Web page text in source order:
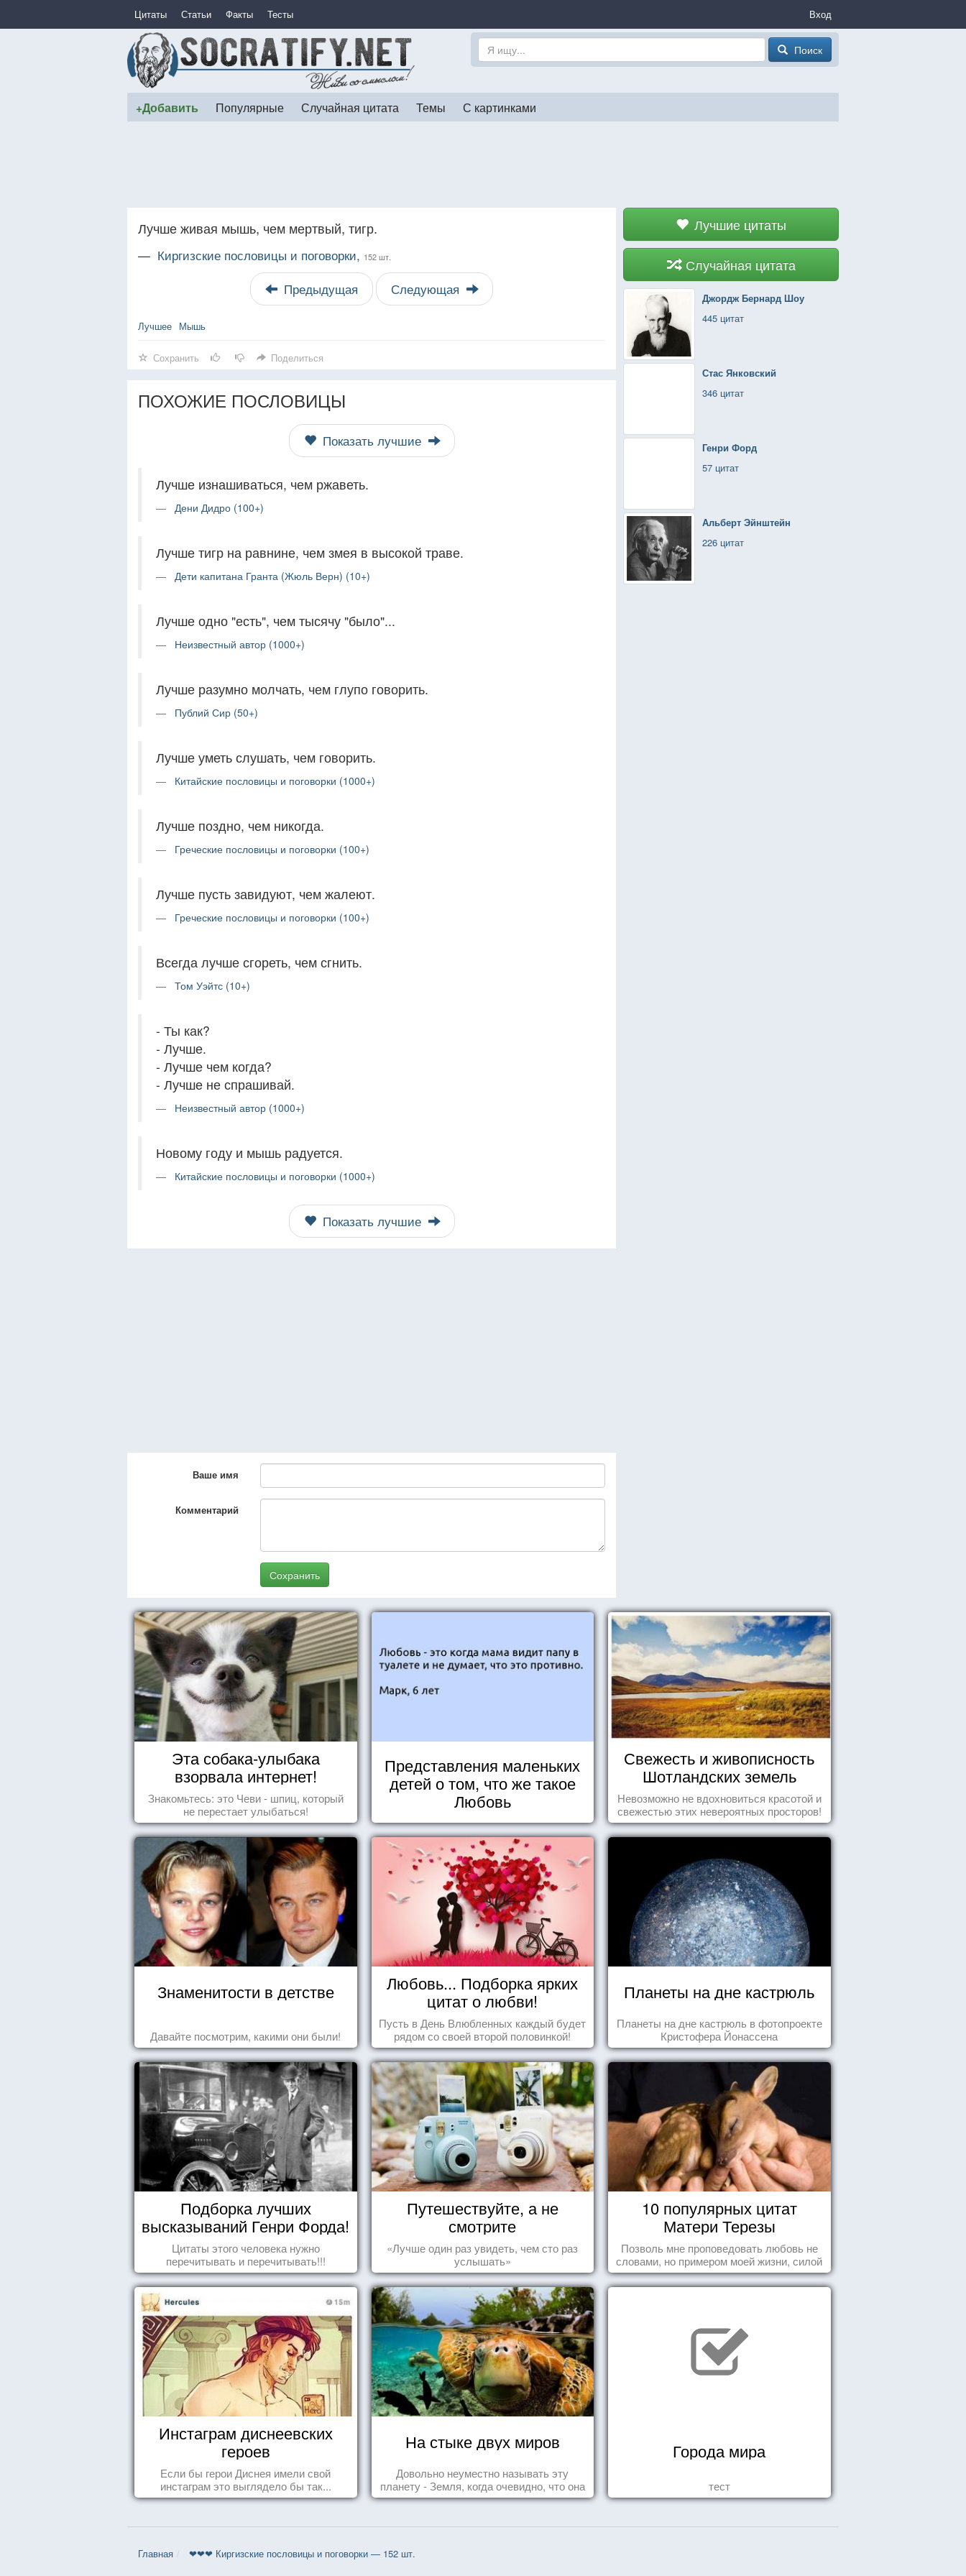
Цитаты Статьи Факты Тесты Вход
Поиск
+Добавить Популярные Случайная цитата Темы С картинками
Лучшие цитаты
Случайная цитата
Джордж Бернард Шоу
445 цитат
Стас Янковский
346 цитат
Генри Форд
57 цитат
Альберт Эйнштейн
226 цитат
Лучше живая мышь, чем мертвый, тигр.
— Киргизские пословицы и поговорки, 152 шт.
Предыдущая Следующая
Лучшее Мышь
Сохранить Поделиться
ПОХОЖИЕ ПОСЛОВИЦЫ
Показать лучшие
Лучше изнашиваться, чем ржаветь.
Дени Дидро (100+)
Лучше тигр на равнине, чем змея в высокой траве.
Дети капитана Гранта (Жюль Верн) (10+)
Лучше одно "есть", чем тысячу "было"...
Неизвестный автор (1000+)
Лучше разумно молчать, чем глупо говорить.
Публий Сир (50+)
Лучше уметь слушать, чем говорить.
Китайские пословицы и поговорки (1000+)
Лучше поздно, чем никогда.
Греческие пословицы и поговорки (100+)
Лучше пусть завидуют, чем жалеют.
Греческие пословицы и поговорки (100+)
Всегда лучше сгореть, чем сгнить.
Том Уэйтс (10+)
- Ты как?
- Лучше.
- Лучше чем когда?
- Лучше не спрашивай.
Неизвестный автор (1000+)
Новому году и мышь радуется.
Китайские пословицы и поговорки (1000+)
Показать лучшие
Ваше имя
Комментарий
Сохранить
Эта собака-улыбака
взорвала интернет!
Знакомьтесь: это Чеви - шпиц, который
не перестает улыбаться!
Представления маленьких
детей о том, что же такое
Любовь
Свежесть и живописность
Шотландских земель
Невозможно не вдохновиться красотой и
свежестью этих невероятных просторов!
Знаменитости в детстве
Давайте посмотрим, какими они были!
Любовь... Подборка ярких
цитат о любви!
Пусть в День Влюбленных каждый будет
рядом со своей второй половинкой!
Планеты на дне кастрюль
Планеты на дне кастрюль в фотопроекте
Кристофера Йонассена
Подборка лучших
высказываний Генри Форда!
Цитаты этого человека нужно
перечитывать и перечитывать!!!
Путешествуйте, а не
смотрите
«Лучше один раз увидеть, чем сто раз
услышать»
10 популярных цитат
Матери Терезы
Позволь мне проповедовать любовь не
словами, но примером моей жизни, силой
влечения, воодушевляющим влиянием ...
Инстаграм диснеевских
героев
Если бы герои Диснея имели свой
инстаграм это выглядело бы так...
На стыке двух миров
Довольно неуместно называть эту
планету - Земля, когда очевидно, что она
- Океан.
Города мира
тест
Главная ❤❤❤ Киргизские пословицы и поговорки — 152 шт.